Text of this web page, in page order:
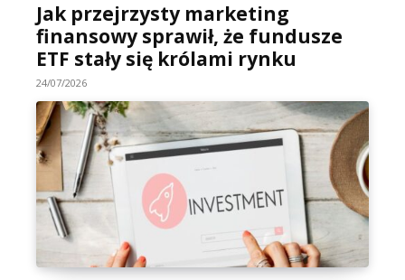
Jak przejrzysty marketing
finansowy sprawił, że fundusze
ETF stały się królami rynku
24/07/2026